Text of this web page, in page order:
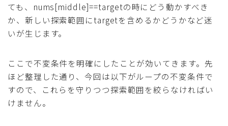
ても、nums[middle]==targetの時にどう動かすべき
か、新しい探索範囲にtargetを含めるかどうかなど迷
いが生じます。
ここで不変条件を明確にしたことが効いてきます。先
ほど整理した通り、今回は以下がループの不変条件で
すので、これらを守りつつ探索範囲を絞らなければい
けません。